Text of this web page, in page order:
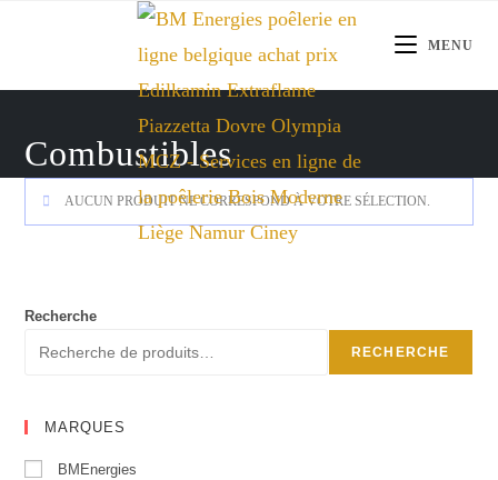
MENU
Combustibles
AUCUN PRODUIT NE CORRESPOND À VOTRE SÉLECTION.
Recherche
RECHERCHE
MARQUES
BMEnergies